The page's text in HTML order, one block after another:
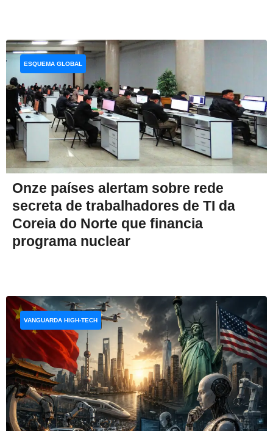
Onze países alertam sobre rede
secreta de trabalhadores de TI da
Coreia do Norte que financia
programa nuclear
ESQUEMA GLOBAL
VANGUARDA HIGH-TECH